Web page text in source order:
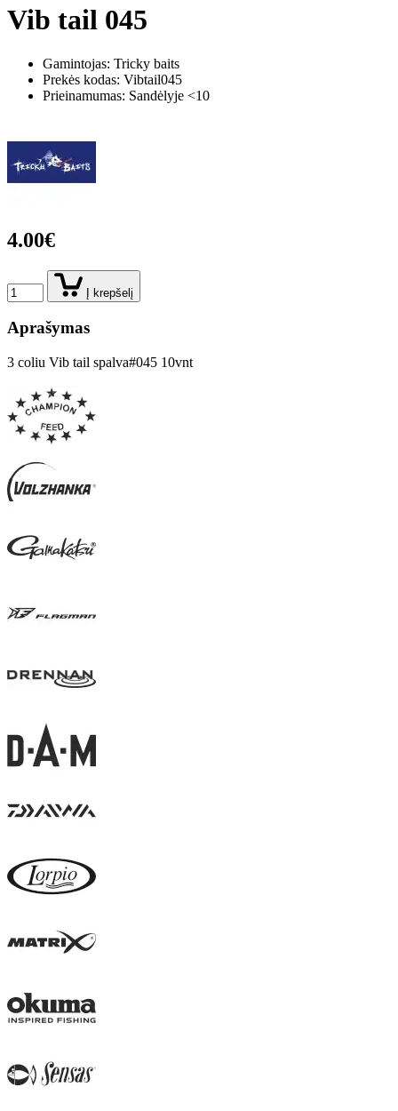
Vib tail 045
Gamintojas: Tricky baits
Prekės kodas: Vibtail045
Prieinamumas: Sandėlyje <10
4.00€
Į krepšelį
Aprašymas
3 coliu Vib tail spalva#045 10vnt